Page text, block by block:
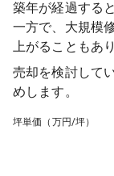
築年が経過する
一方で、大規模
上がることもあ
売却を検討して
めします。
坪単価（万円/坪）